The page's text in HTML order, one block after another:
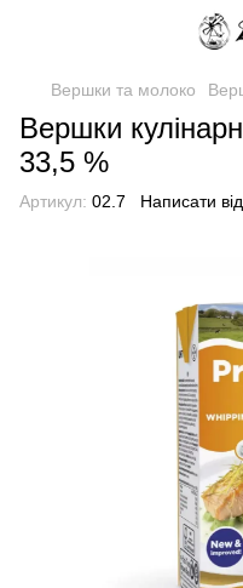
Вершки та молоко
Вершки
33,5 %
Артикул: 02.7 Написати